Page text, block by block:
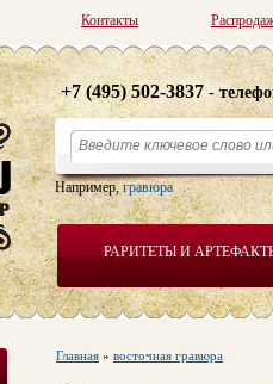
Контакты
РАРИТЕТЫ И
+7 (495) 502-3837 -
Например,гравюра
Главная » восточная гравюра